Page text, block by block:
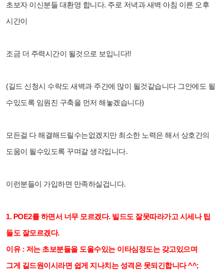
초보자 이신분들 대환영 합니다. 주로 저녁과 새벽 아침 이른 오후
시간이
조금 더 주력시간이 될것으로 보입니다!!
(길드 신청시 수락도 새벽과 주간에 많이 될것같습니다 그안에도 될
수있도록 임원진 구축을 먼저 해놓겠습니다)
모든걸 다 해결해드릴수는없겠지만 최소한 노력은 해서 상호간의
도움이 될수있도록 꾸며갈 생각입니다.
이런분들이 가입하면 만족하실겁니다.
1. POE2를 하면서 너무 모르겠다. 빌드도 잘못따라가고 시세나 팁
들도 잘모르겠다.
이유 : 저는 초보분들을 도울수있는 이타심정도는 갖고있으며
그게 길드원이시라면 쉽게 지나치는 성격은 못되긴합니다 ^^;